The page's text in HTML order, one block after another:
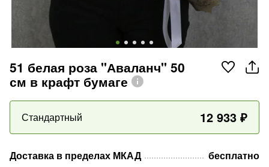
51 белая роза "Аваланч" 50
см в крафт бумаге
Стандартный 12 933 ₽
Доставка в пределах МКАД бесплатно